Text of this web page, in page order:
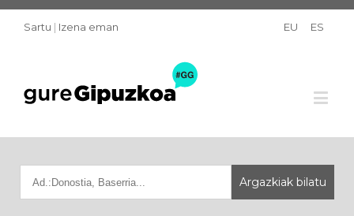
Sartu | Izena eman EU ES